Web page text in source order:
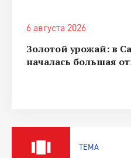
6 августа 2026
Золотой урожай: в
началась большая
ТЕМА